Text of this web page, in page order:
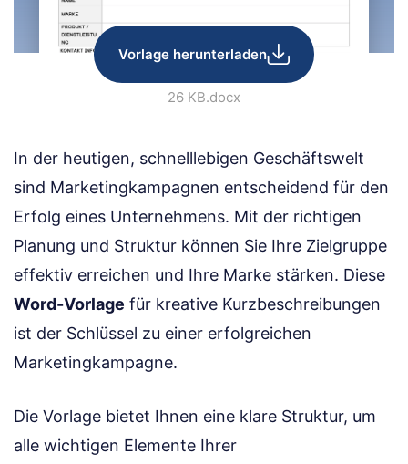
Vorlage herunterladen
26 KB.docx
In der heutigen, schnelllebigen Geschäftswelt
sind Marketingkampagnen entscheidend für den
Erfolg eines Unternehmens. Mit der richtigen
Planung und Struktur können Sie Ihre Zielgruppe
effektiv erreichen und Ihre Marke stärken. Diese
Word-Vorlage für kreative Kurzbeschreibungen
ist der Schlüssel zu einer erfolgreichen
Marketingkampagne.
Die Vorlage bietet Ihnen eine klare Struktur, um
alle wichtigen Elemente Ihrer